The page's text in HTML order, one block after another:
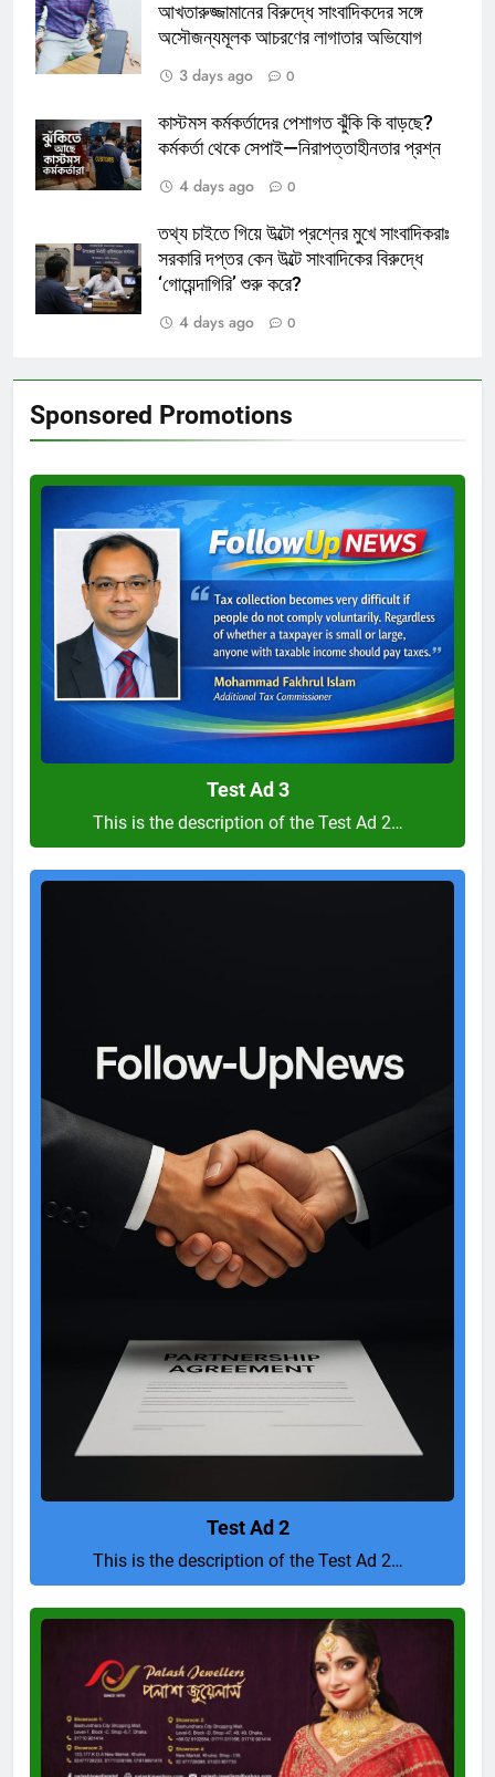
আখতারুজ্জামানের বিরুদ্ধে সাংবাদিকদের সঙ্গে
অসৌজন্যমূলক আচরণের লাগাতার অভিযোগ
3 days ago
0
কাস্টমস কর্মকর্তাদের পেশাগত ঝুঁকি কি বাড়ছে?
কর্মকর্তা থেকে সেপাই—নিরাপত্তাহীনতার প্রশ্ন
4 days ago
0
তথ্য চাইতে গিয়ে উল্টো প্রশ্নের মুখে সাংবাদিকরাঃ
সরকারি দপ্তর কেন উল্টে সাংবাদিকের বিরুদ্ধে
‘গোয়েন্দাগিরি’ শুরু করে?
4 days ago
0
Sponsored Promotions
Test
Ad
3
Test Ad 3
This is the description of the Test Ad 2…
Test Ad 2
This is the description of the Test Ad 2…